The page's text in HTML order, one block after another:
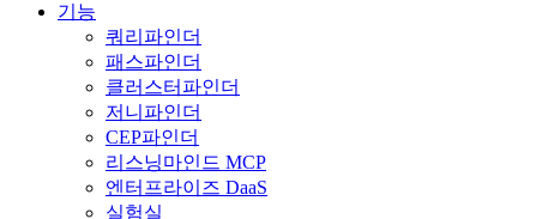
기능
쿼리파인더
패스파인더
클러스터파인더
저니파인더
CEP파인더
리스닝마인드 MCP
엔터프라이즈 DaaS
실험실